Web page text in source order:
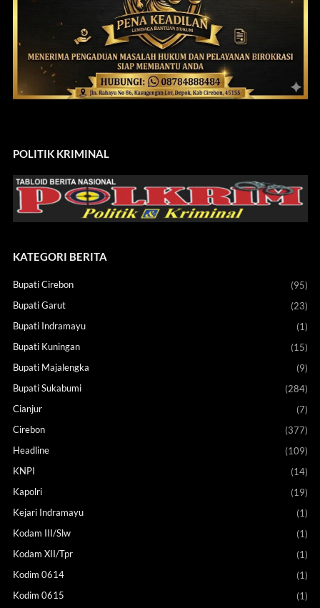
POLITIK KRIMINAL
KATEGORI BERITA
Bupati Cirebon
(95)
Bupati Garut
(23)
Bupati Indramayu
(1)
Bupati Kuningan
(15)
Bupati Majalengka
(9)
Bupati Sukabumi
(284)
Cianjur
(7)
Cirebon
(377)
Headline
(109)
KNPI
(14)
Kapolri
(19)
Kejari Indramayu
(1)
Kodam III/Slw
(1)
Kodam XII/Tpr
(1)
Kodim 0614
(1)
Kodim 0615
(1)